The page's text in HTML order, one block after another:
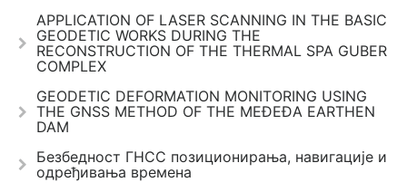
APPLICATION OF LASER SCANNING IN THE BASIC
GEODETIC WORKS DURING THE
RECONSTRUCTION OF THE THERMAL SPA GUBER
COMPLEX
GEODETIC DEFORMATION MONITORING USING
THE GNSS METHOD OF THE MEĐEĐA EARTHEN
DAM
Безбедност ГНСС позиционирања, навигације и
одређивања времена